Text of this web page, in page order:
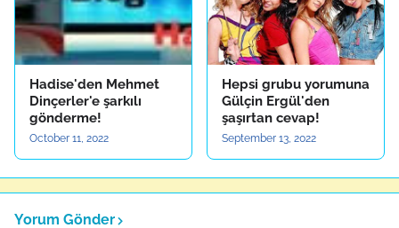
Hadise'den Mehmet
Dinçerler'e şarkılı
gönderme!
October 11, 2022
Hepsi grubu yorumuna
Gülçin Ergül'den
şaşırtan cevap!
September 13, 2022
Yorum Gönder